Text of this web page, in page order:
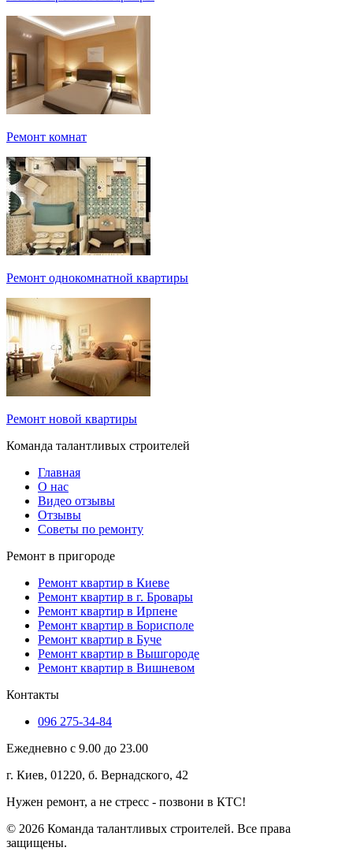
Ремонт комнат
Ремонт однокомнатной квартиры
Ремонт новой квартиры
Команда талантливых строителей
Главная
О нас
Видео отзывы
Отзывы
Советы по ремонту
Ремонт в пригороде
Ремонт квартир в Киеве
Ремонт квартир в г. Бровары
Ремонт квартир в Ирпене
Ремонт квартир в Борисполе
Ремонт квартир в Буче
Ремонт квартир в Вышгороде
Ремонт квартир в Вишневом
Контакты
096 275-34-84
Ежедневно с 9.00 до 23.00
г. Киев, 01220, б. Вернадского, 42
Нужен ремонт, а не стресс - позвони в КТС!
© 2026 Команда талантливых строителей. Все права
защищены.